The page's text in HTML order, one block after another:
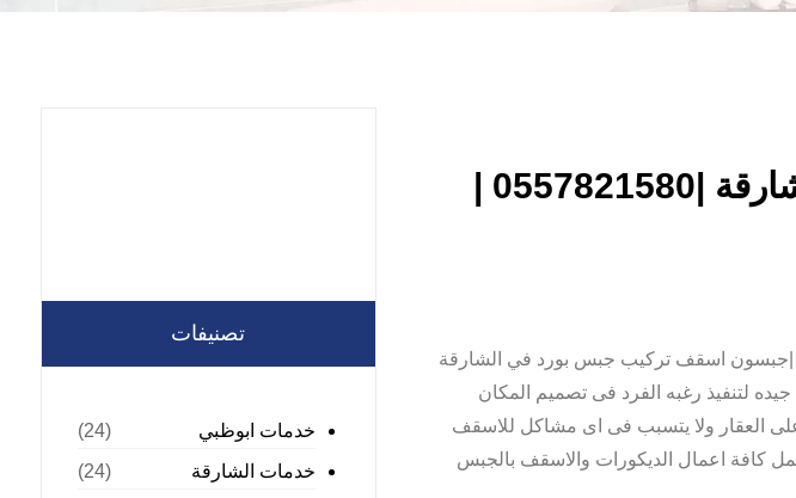
تركيب جبس بورد في الشارقة |0557821580 |
جبس بورد في الشارقة |0557821580 |جبسون اسقف تركيب جبس بورد في الشارقة
لتنفيذ رغبه الفرد فى تصميم المكان
العقار ولا يتسبب فى اى مشاكل للاسقف
كافة اعمال الديكورات والاسقف بالجبس
تصنيفات
خدمات ابوظبي
(24)
خدمات الشارقة
(24)